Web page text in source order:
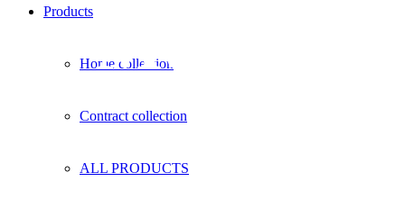
Products
Home collection
Contract collection
ALL PRODUCTS
Modern